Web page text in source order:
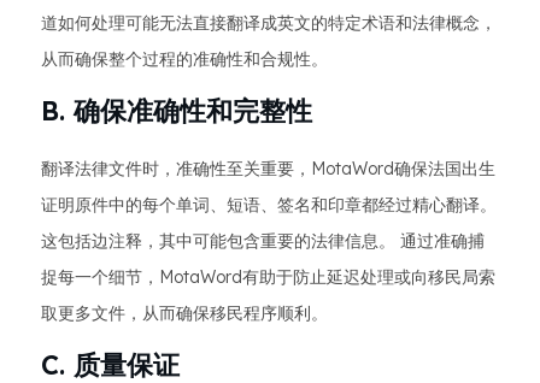
道如何处理可能无法直接翻译成英文的特定术语和法律概念，
从而确保整个过程的准确性和合规性。
B. 确保准确性和完整性
翻译法律文件时，准确性至关重要，MotaWord确保法国出生
证明原件中的每个单词、短语、签名和印章都经过精心翻译。
这包括边注释，其中可能包含重要的法律信息。 通过准确捕
捉每一个细节，MotaWord有助于防止延迟处理或向移民局索
取更多文件，从而确保移民程序顺利。
C. 质量保证